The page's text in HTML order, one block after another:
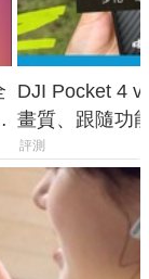
DJI Pocket 4
畫質、跟隨功
一次看懂兩台
評測